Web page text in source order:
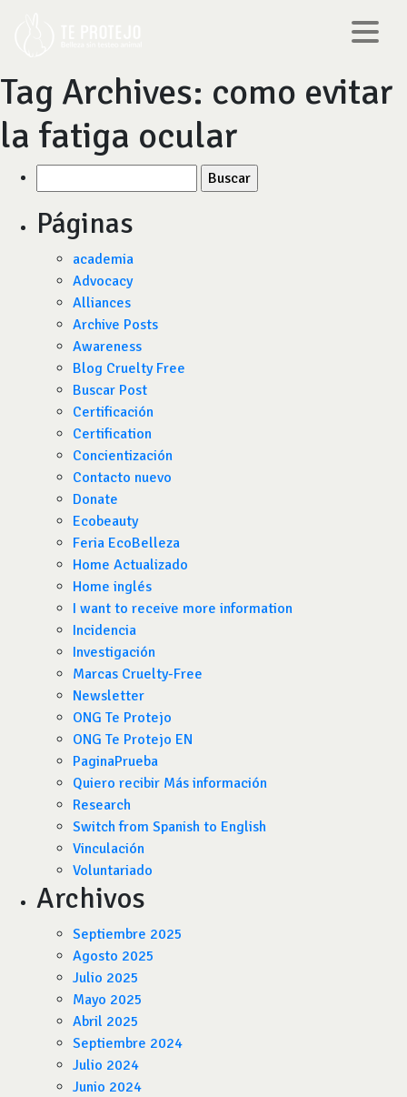
Tag Archives: como evitar
la fatiga ocular
por:
Páginas
academia
Advocacy
Alliances
Archive Posts
Awareness
Blog Cruelty Free
Buscar Post
Certificación
Certification
Concientización
Contacto nuevo
Donate
Ecobeauty
Feria EcoBelleza
Home Actualizado
Home inglés
I want to receive more information
Incidencia
Investigación
Marcas Cruelty-Free
Newsletter
ONG Te Protejo
ONG Te Protejo EN
PaginaPrueba
Quiero recibir Más información
Research
Switch from Spanish to English
Vinculación
Voluntariado
Archivos
Septiembre 2025
Agosto 2025
Julio 2025
Mayo 2025
Abril 2025
Septiembre 2024
Julio 2024
Junio 2024